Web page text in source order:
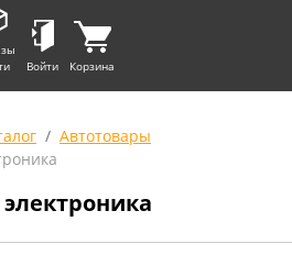
Войти Корзина
Автотовары